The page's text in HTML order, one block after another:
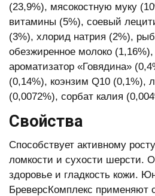
(23,9%), мясокостную муку
витамины (5%), соевый
(3%), хлорид натрия (2%),
обезжиренное молоко (1,16%),
ароматизатор «Говядина»
(0,14%), коэнзим Q10 (0,1%),
(0,0072%), сорбат калия
Свойства
Способствует активному
ломкости и сухости шерсти.
здоровье и гладкость кожи.
БреверсКомплекс применяют